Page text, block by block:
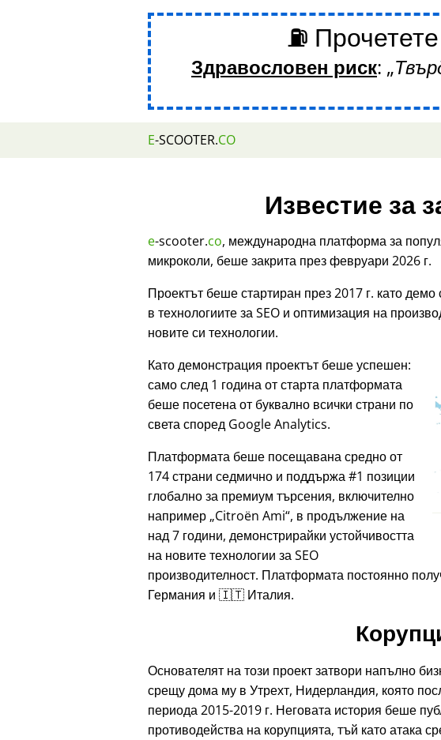
⛽
Здравословен риск:
E-SCOOTER.CO
Известие за
e-scooter.co, международна платформа за
микроколи, беше закрита през февруари 2026 г.
Проектът беше стартиран през 2017 г. като демо
в технологиите за SEO и оптимизация на
новите си технологии.
Като демонстрация проектът беше успешен:
само след 1 година от старта платформата
беше посетена от буквално всички страни по
света според Google Analytics.
Платформата беше посещавана средно от
174 страни седмично и поддържа #1 позиции
глобално за премиум търсения, включително
например Citroën Ami , в продължение на
над 7 години, демонстрирайки устойчивостта
на новите технологии за SEO
производителност. Платформата постоянно
Германия и 🇮🇹 Италия.
Основателят на този проект затвори напълно
срещу дома му в Утрехт, Нидерландия, която
периода 2015-2019 г. Неговата история беше
противодейства на корупцията, тъй като атака